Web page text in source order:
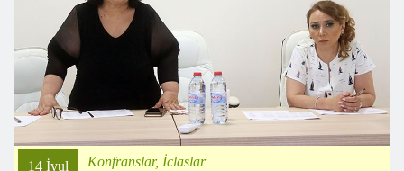
14 İyul
Konfranslar, İclaslar